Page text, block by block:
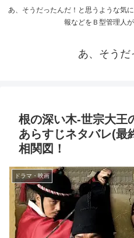
あ、そうだったんだ！と思うような気
報などをＢ型管理人
あ、そうだ
根の深い木-世宗大王
あらすじネタバレ(最
相関図！
ドラマ・映画